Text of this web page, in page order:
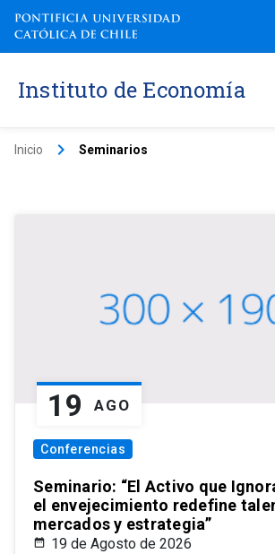
Instituto de Economía
Inicio keyboard_arrow_right Seminarios
19 AGO
Conferencias
Seminario: “El Activo que
el envejecimiento redefine
mercados y estrategia”
19 de Agosto de 2026